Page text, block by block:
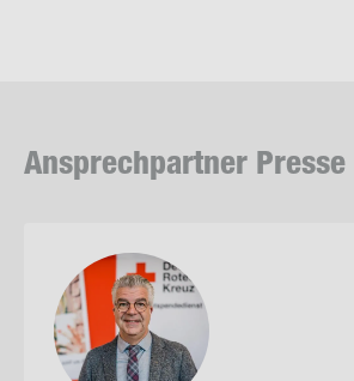
An­sprech­part­ner Pres­se